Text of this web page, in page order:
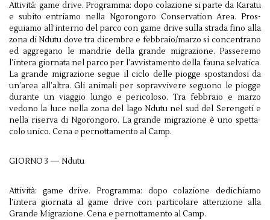
Attività: game drive. Pro­gramma: dopo colazione si parte da Karatu
e subito entri­amo nella Ngoron­goro Con­ser­va­tion Area. Pros­
eguiamo all’interno del parco con game drive sulla strada fino alla
zona di Ndutu dove tra dicem­bre e febbraio/​marzo si con­cen­trano
ed aggregano le man­drie della grande migrazione. Passer­emo
l’intera gior­nata nel parco per l’avvistamento della fauna sel­vat­ica.
La grande migrazione segue il ciclo delle piogge spo­stan­dosi da
un’area all’altra. Gli ani­mali per soprav­vi­vere seguono le piogge
durante un viag­gio lungo e peri­coloso. Tra feb­braio e marzo
vedono la luce nella zona del lago Ndutu nel sud del Serengeti e
nella ris­erva di Ngoron­goro. La grande migrazione è uno spet­ta­
colo unico. Cena e per­not­ta­mento al Camp.
GIORNO 3 — Ndutu
Attività: game drive. Pro­gramma: dopo colazione dedichi­amo
l’intera gior­nata al game drive con par­ti­co­lare atten­zione alla
Grande Migrazione. Cena e per­not­ta­mento al Camp.